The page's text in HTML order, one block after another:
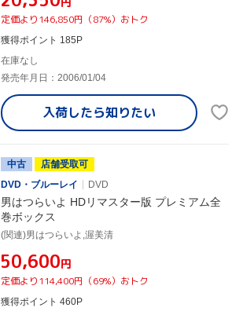
定価より146,850円（87%）おトク
獲得ポイント 185P
在庫なし
発売年月日：2006/01/04
入荷したら知りたい
中古
店舗受取可
DVD・ブルーレイ
DVD
男はつらいよ HDリマスター版 プレミアム全
巻ボックス
(関連)男はつらいよ,渥美清
¥50,600円
定価より114,400円（69%）おトク
獲得ポイント 460P